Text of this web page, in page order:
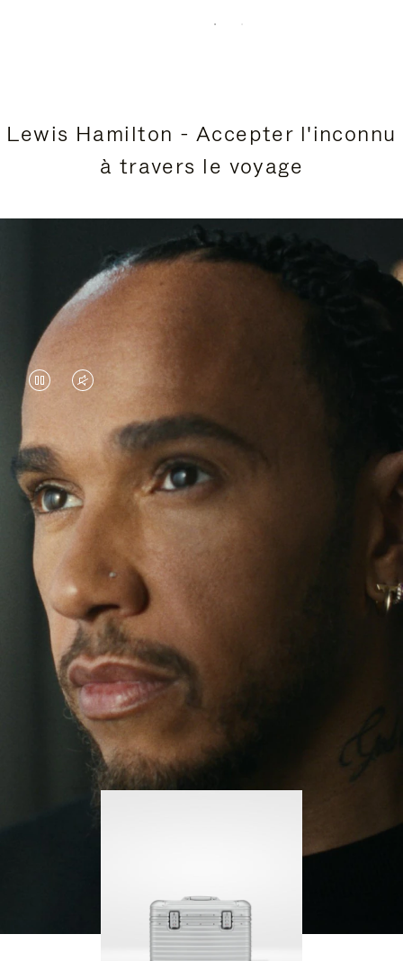
Lewis Hamilton - Accepter l'inconnu
à travers le voyage
LA
VIDÉO
EST
EN
PAUSE,
VEUILLEZ
APPUYER
SUR
POUR
LA
LIRE
LE
SON
DE
LA
VIDÉO
EST
DÉSACTIVÉ.
VEUILLEZ
CLIQUER
POUR
RÉACTIVER
LE
SON
Lewis Hamilton est célèbre pour ses exploits sur
circuit, mais ses derniers voyages ont été l’occasion
pour lui d’explorer de nouveaux horizons. À travers
sa quête de nouvelles expériences autour du globe,
il continue de se lancer des défis et ainsi d'en
apprendre plus sur lui-même.
Sa valise RIMOWA Original Pilot l'accompagne à
chaque étape de son parcours et chacune de ses
marques raconte une histoire sur les lieux qu'il a
visités et ce qu'il a accompli.